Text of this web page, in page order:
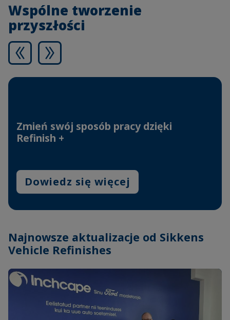
Wspólne tworzenie
przyszłości
Zmień swój sposób pracy dzięki
Refinish +
Dowiedz się więcej
Najnowsze aktualizacje od Sikkens
Vehicle Refinishes